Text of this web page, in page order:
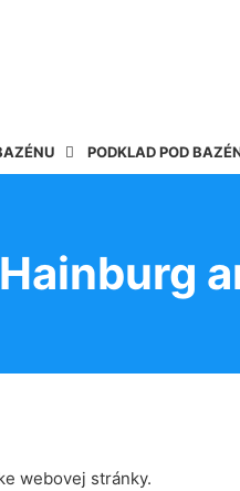
PODKLAD POD
webovej stránky.